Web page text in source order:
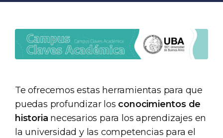
Te ofrecemos estas herramientas para que
puedas profundizar los conocimientos de
historia necesarios para los aprendizajes en
la universidad y las competencias para el